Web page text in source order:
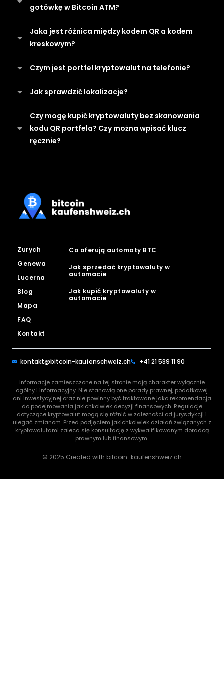
gotówkę w Bitcoin ATM?
Jaka jest różnica między kodem QR a kodem
kreskowym?
Czym jest portfel kryptowalut na telefonie?
Jak sprawdzić lokalizacje?
Czy mogę kupić kryptowaluty bez skanowania
kodu QR portfela? Czy można wpisać klucz
ręcznie?
Bitomat nie posiada tyle gotówki ile chciałem
mojej transakcji?
Bitcoin ATM nie wydrukował kodu QR z
powodu braku papieru. Co zrobić?
transakcji?
Czym jest opłata dla górników (miners fee)?
nadal nie mogę wypłacić środków z
zablokowana?
Zurych
Genewa
Lucerna
Blog
Mapa
FAQ
Kontakt
Co oferują automaty BTC
Jak sprzedać kryptowaluty w
automacie
Jak kupić kryptowaluty w
automacie
kontakt@bitcoin-kaufenschweiz.ch +41 21 539 11 90
Informacje zamieszczone na tej stronie mają charakter wyłącznie
ogólny i informacyjny. Nie stanowią one porady prawnej, podatkowej
ani inwestycyjnej oraz nie powinny być traktowane jako rekomendacja
do podejmowania jakichkolwiek decyzji finansowych. Regulacje
dotyczące kryptowalut mogą się różnić w zależności od jurysdykcji i
ulegać zmianom. Przed podjęciem jakichkolwiek działań związanych z
kryptowalutami zaleca się konsultację z wykwalifikowanym doradcą
prawnym lub finansowym.
© 2025 Created with bitcoin-kaufenshweiz.ch